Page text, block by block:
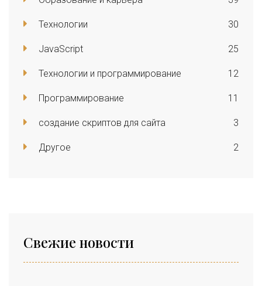
Технологии 30
JavaScript 25
Технологии и программирование 12
Программирование 11
создание скриптов для сайта 3
Другое 2
Свежие новости